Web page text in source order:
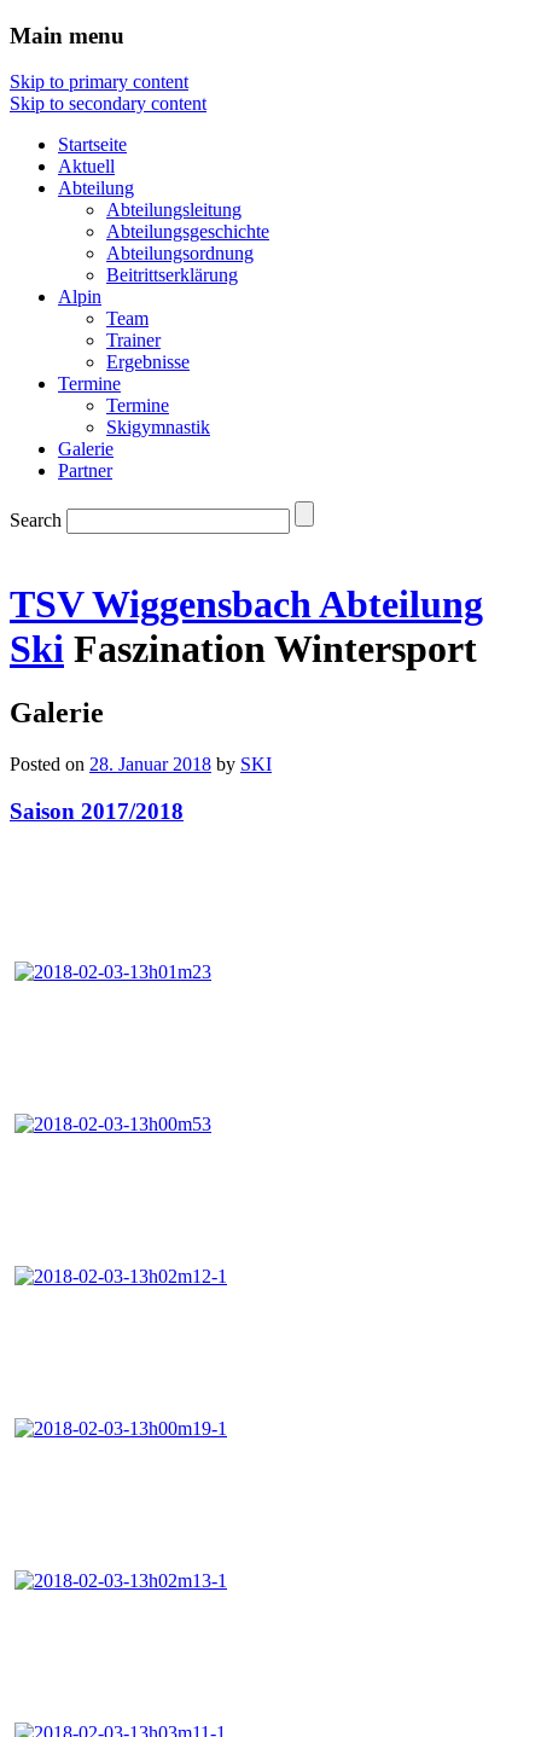
Main menu
Skip to primary content
Skip to secondary content
Startseite
Aktuell
Abteilung
Abteilungsleitung
Abteilungsgeschichte
Abteilungsordnung
Beitrittserklärung
Alpin
Team
Trainer
Ergebnisse
Termine
Termine
Skigymnastik
Galerie
Partner
Search
TSV Wiggensbach Abteilung
Ski Faszination Wintersport
Galerie
Posted on 28. Januar 2018 by SKI
Saison 2017/2018